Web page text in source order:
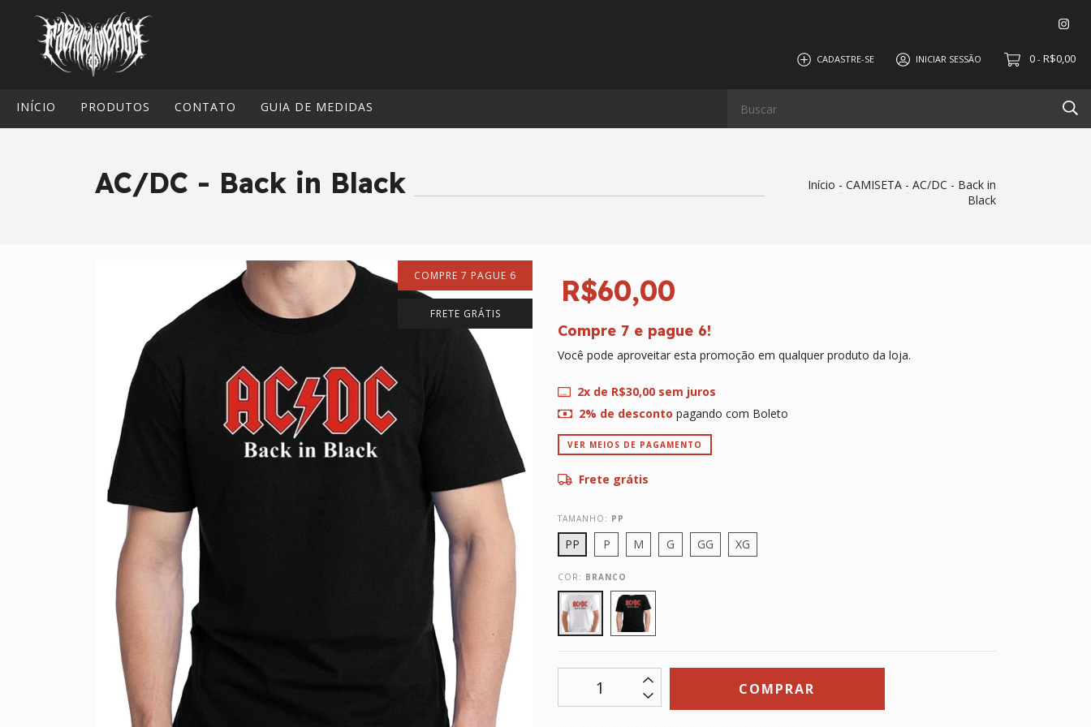
CADASTRE-SE INICIAR SESSÃO 0 - R$0,00
INÍCIO PRODUTOS CONTATO GUIA DE MEDIDAS
AC/DC - Back in Black Início - CAMISETA - AC/DC - Back in
Black
COMPRE 7 PAGUE 6
FRETE GRÁTIS
R$60,00
Compre 7 e pague 6!
Você pode aproveitar esta promoção em qualquer produto da loja.
2x de R$30,00sem juros
2% de desconto pagando com Boleto
VER MEIOS DE PAGAMENTO
Frete grátis
TAMANHO: PP
PP P M G GG XG
COR: BRANCO